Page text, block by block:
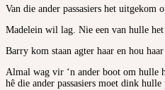
Van die ander passasiers het
Madelein wil lag. Nie een van hulle het
Barry kom staan agter haar en hou
Almal wag vir ‘n ander boot om hulle
hê die ander passasiers moet dink